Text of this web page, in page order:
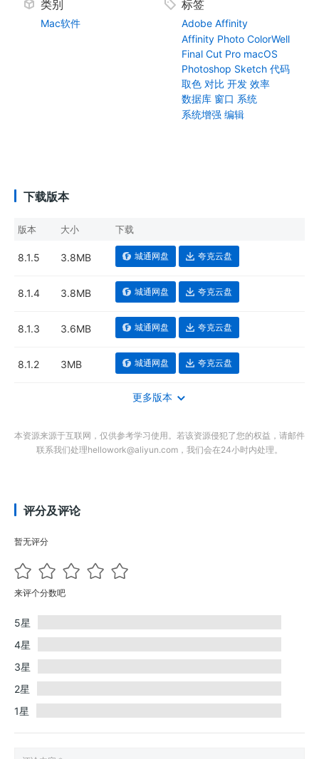
类别
Mac软件
标签
Adobe Affinity
Affinity Photo ColorWell
Final Cut Pro macOS
Photoshop Sketch 代码
取色 对比 开发 效率
数据库 窗口 系统
系统增强 编辑
下载版本
版本 大小 下载
8.1.5 3.8MB 城通网盘 夸克云盘
8.1.4 3.8MB 城通网盘 夸克云盘
8.1.3 3.6MB 城通网盘 夸克云盘
8.1.2 3MB 城通网盘 夸克云盘
更多版本
本资源来源于互联网，仅供参考学习使用。若该资源侵犯了您的权益，请邮件
联系我们处理hellowork@aliyun.com，我们会在24小时内处理。
评分及评论
暂无评分
来评个分数吧
5星
4星
3星
2星
1星